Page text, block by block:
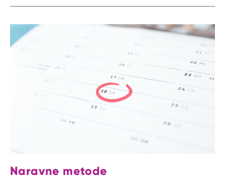
Naravne metode